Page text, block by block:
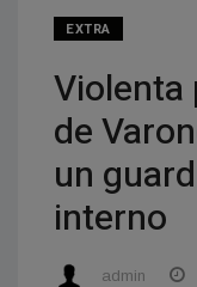
EXTRA
Violenta
de
un
interno
admin